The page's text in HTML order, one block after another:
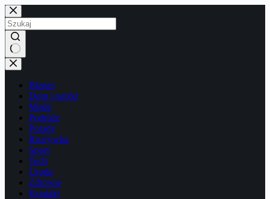
Przejdź
do
treści
Brak
wyników
Biznes
Dom i ogród
Moda
Podróże
Porady
Rozrywka
Sport
Tech
Uroda
Zdrowie
Kontakt